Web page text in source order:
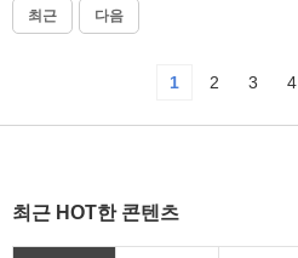
최근 다음
1 2 3 4
최근 HOT한 콘텐츠